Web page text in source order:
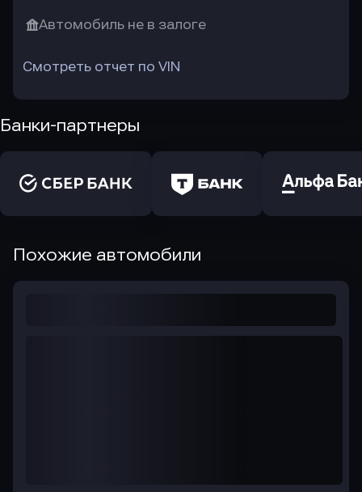
Автомобиль не в залоге
Смотреть отчет по VIN
Банки-партнеры
Похожие автомобили